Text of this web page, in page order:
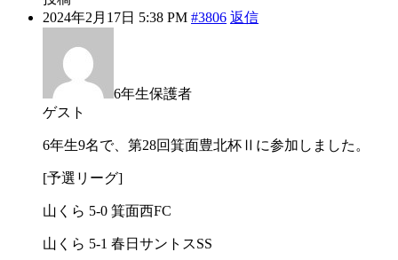
2024年2月17日 5:38 PM #3806 返信
6年生保護者
ゲスト
6年生9名で、第28回箕面豊北杯Ⅱに参加しました。
[予選リーグ]
山くら 5-0 箕面西FC
山くら 5-1 春日サントスSS